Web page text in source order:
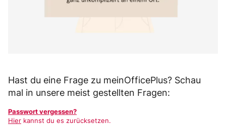
Hast du eine Frage zu meinOfficePlus? Schau
mal in unsere meist gestellten Fragen:
Passwort vergessen?
Hier kannst du es zurücksetzen.